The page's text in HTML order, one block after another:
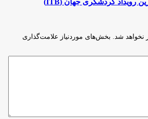
نخواهد شد.
بخش‌های موردنیاز علامت‌گذاری